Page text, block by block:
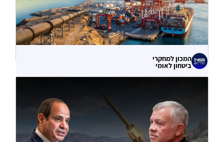
המכון למחקרי
ביטחון לאומי
04.08.2026